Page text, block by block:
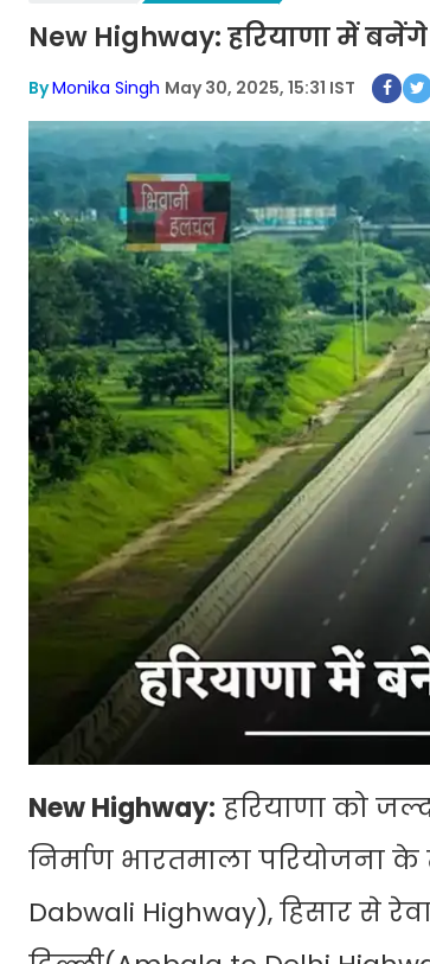
New Highway: हरियाणा में
ByMonika Singh May 30, 2025, 15:31 IST
New Highway: हरियाणा को
निर्माण भारतमाला परियोजना
Dabwali Highway), हिसार से